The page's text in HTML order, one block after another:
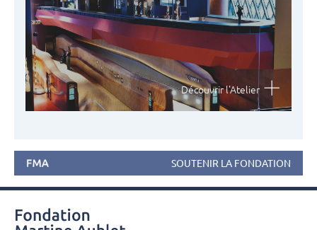
Découvrir l'Atelier
SOUTENIR LA FONDATION